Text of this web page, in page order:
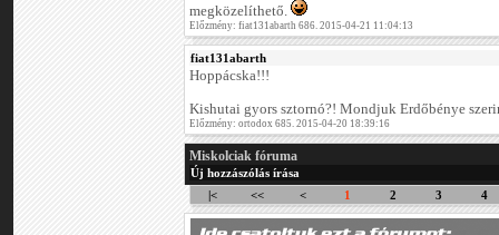
megközelíthető.
Előzmény: fiat131abarth 686. 2015-04-21 11:04:13
fiat131abarth
Hoppácska!!!
Kishutai gyors sztornó?! Mondjuk Erdőbénye
Előzmény: ortodox 685. 2015-04-20 18:39:16
Miskolciak fóruma
Új hozzászólás írása
|<
<< < 1 2 3 4